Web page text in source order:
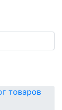
товаров